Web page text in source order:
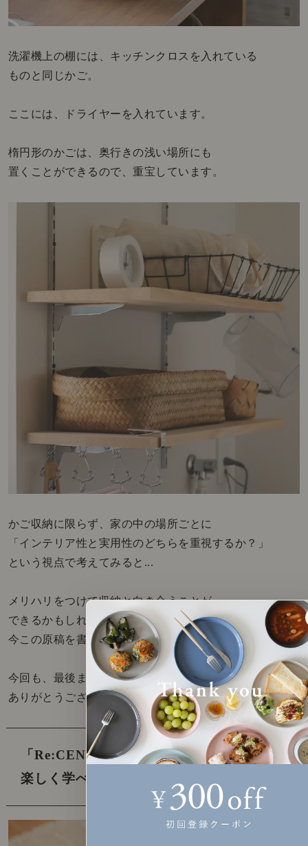
洗濯機上の棚には、キッチンクロスを入れている
ものと同じかご。
ここには、ドライヤーを入れています。
楕円形のかごは、奥行きの浅い場所にも
置くことができるので、重宝しています。
かご収納に限らず、家の中の場所ごとに
「インテリア性と実用性のどちらを重視するか？」
という視点で考えてみると...
メリハリをつけて収納と向き合うことが
できるかもしれないなと、
今この原稿を書きながら改めて感じました。
今回も、最後までお読みいただき、
ありがとうございました。
「Re:CENO Mag」では、「インテリアを
楽しく学べる記事」を発信中です！